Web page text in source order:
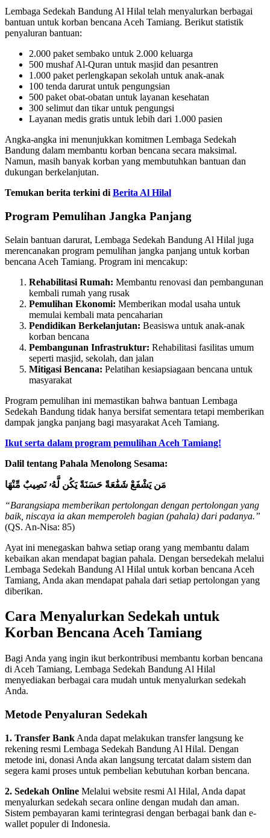
Lembaga Sedekah Bandung Al Hilal telah menyalurkan berbagai
bantuan untuk korban bencana Aceh Tamiang. Berikut statistik
penyaluran bantuan:
2.000 paket sembako untuk 2.000 keluarga
500 mushaf Al-Quran untuk masjid dan pesantren
1.000 paket perlengkapan sekolah untuk anak-anak
100 tenda darurat untuk pengungsian
500 paket obat-obatan untuk layanan kesehatan
300 selimut dan tikar untuk pengungsi
Layanan medis gratis untuk lebih dari 1.000 pasien
Angka-angka ini menunjukkan komitmen Lembaga Sedekah
Bandung dalam membantu korban bencana secara maksimal.
Namun, masih banyak korban yang membutuhkan bantuan dan
dukungan berkelanjutan.
Temukan berita terkini di Berita Al Hilal
Program Pemulihan Jangka Panjang
Selain bantuan darurat, Lembaga Sedekah Bandung Al Hilal juga
merencanakan program pemulihan jangka panjang untuk korban
bencana Aceh Tamiang. Program ini mencakup:
Rehabilitasi Rumah: Membantu renovasi dan pembangunan
kembali rumah yang rusak
Pemulihan Ekonomi: Memberikan modal usaha untuk
memulai kembali mata pencaharian
Pendidikan Berkelanjutan: Beasiswa untuk anak-anak
korban bencana
Pembangunan Infrastruktur: Rehabilitasi fasilitas umum
seperti masjid, sekolah, dan jalan
Mitigasi Bencana: Pelatihan kesiapsiagaan bencana untuk
masyarakat
Program pemulihan ini memastikan bahwa bantuan Lembaga
Sedekah Bandung tidak hanya bersifat sementara tetapi memberikan
dampak jangka panjang bagi masyarakat Aceh Tamiang.
Ikut serta dalam program pemulihan Aceh Tamiang!
Dalil tentang Pahala Menolong Sesama:
مَن يَشْفَعْ شَفَٰعَةً حَسَنَةً يَكُن لَّهُۥ نَصِيبٌ مِّنْهَا
“Barangsiapa memberikan pertolongan dengan pertolongan yang
baik, niscaya ia akan memperoleh bagian (pahala) dari padanya.”
(QS. An-Nisa: 85)
Ayat ini menegaskan bahwa setiap orang yang membantu dalam
kebaikan akan mendapat bagian pahala. Dengan bersedekah melalui
Lembaga Sedekah Bandung Al Hilal untuk korban bencana Aceh
Tamiang, Anda akan mendapat pahala dari setiap pertolongan yang
diberikan.
Cara Menyalurkan Sedekah untuk
Korban Bencana Aceh Tamiang
Bagi Anda yang ingin ikut berkontribusi membantu korban bencana
di Aceh Tamiang, Lembaga Sedekah Bandung Al Hilal
menyediakan berbagai cara mudah untuk menyalurkan sedekah
Anda.
Metode Penyaluran Sedekah
1. Transfer Bank Anda dapat melakukan transfer langsung ke
rekening resmi Lembaga Sedekah Bandung Al Hilal. Dengan
metode ini, donasi Anda akan langsung tercatat dalam sistem dan
segera kami proses untuk pembelian kebutuhan korban bencana.
2. Sedekah Online Melalui website resmi Al Hilal, Anda dapat
menyalurkan sedekah secara online dengan mudah dan aman.
Sistem pembayaran kami terintegrasi dengan berbagai bank dan e-
wallet populer di Indonesia.